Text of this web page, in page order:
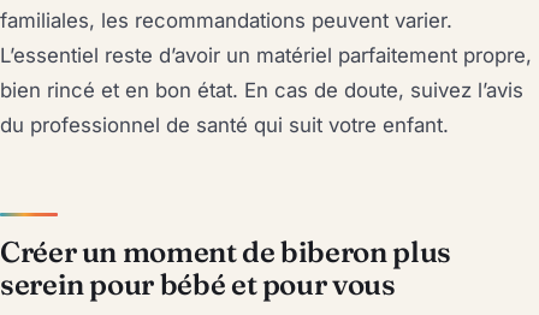
familiales, les recommandations peuvent varier.
L’essentiel reste d’avoir un matériel parfaitement propre,
bien rincé et en bon état. En cas de doute, suivez l’avis
du professionnel de santé qui suit votre enfant.
Créer un moment de biberon plus
serein pour bébé et pour vous